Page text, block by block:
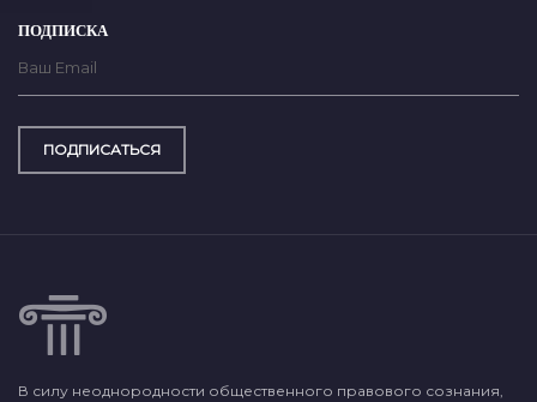
ПОДПИСКА
ПОДПИСАТЬСЯ
В силу неоднородности общественного правового сознания,